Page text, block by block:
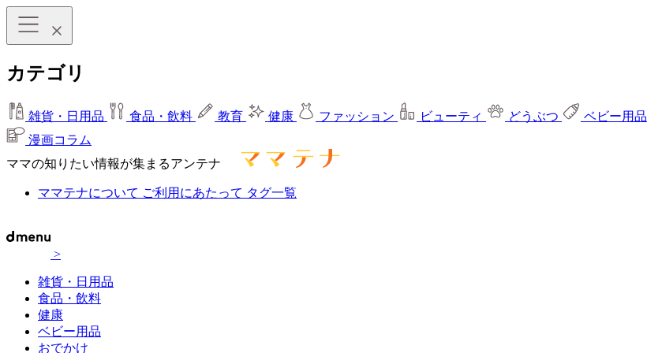
カテゴリ
雑貨・日用品 食品・飲料 教育 健康 ファッション ビューティ どうぶつ ベビー用品
漫画コラム
ママの知りたい情報が集まるアンテナ
ママテナについて ご利用にあたって タグ一覧
>
雑貨・日用品
食品・飲料
健康
ベビー用品
おでかけ